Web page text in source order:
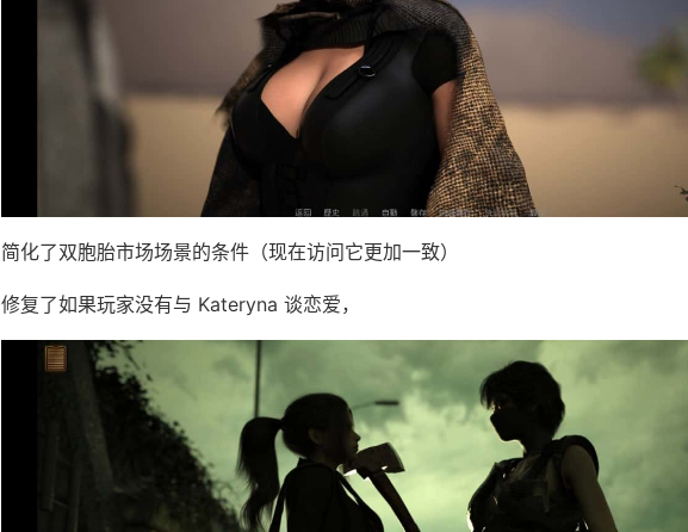
简化了双胞胎市场场景的条件（现在访问它更加一致）
修复了如果玩家没有与 Kateryna 谈恋爱，